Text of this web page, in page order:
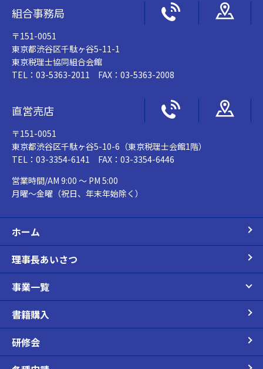
組合事務局
〒151-0051
東京都渋谷区千駄ヶ谷5-11-1
東京税理士協同組合会館
TEL：03-5363-2011 FAX：03-5363-2008
直営売店
〒151-0051
東京都渋谷区千駄ヶ谷5-10-6（東京税理士会館1階）
TEL：03-3354-6141 FAX：03-3354-6446
営業時間/AM 9:00 ～ PM 5:00
月曜～金曜（祝日、年末年始除く）
ホーム
理事長あいさつ
事業一覧
書籍購入
研修会